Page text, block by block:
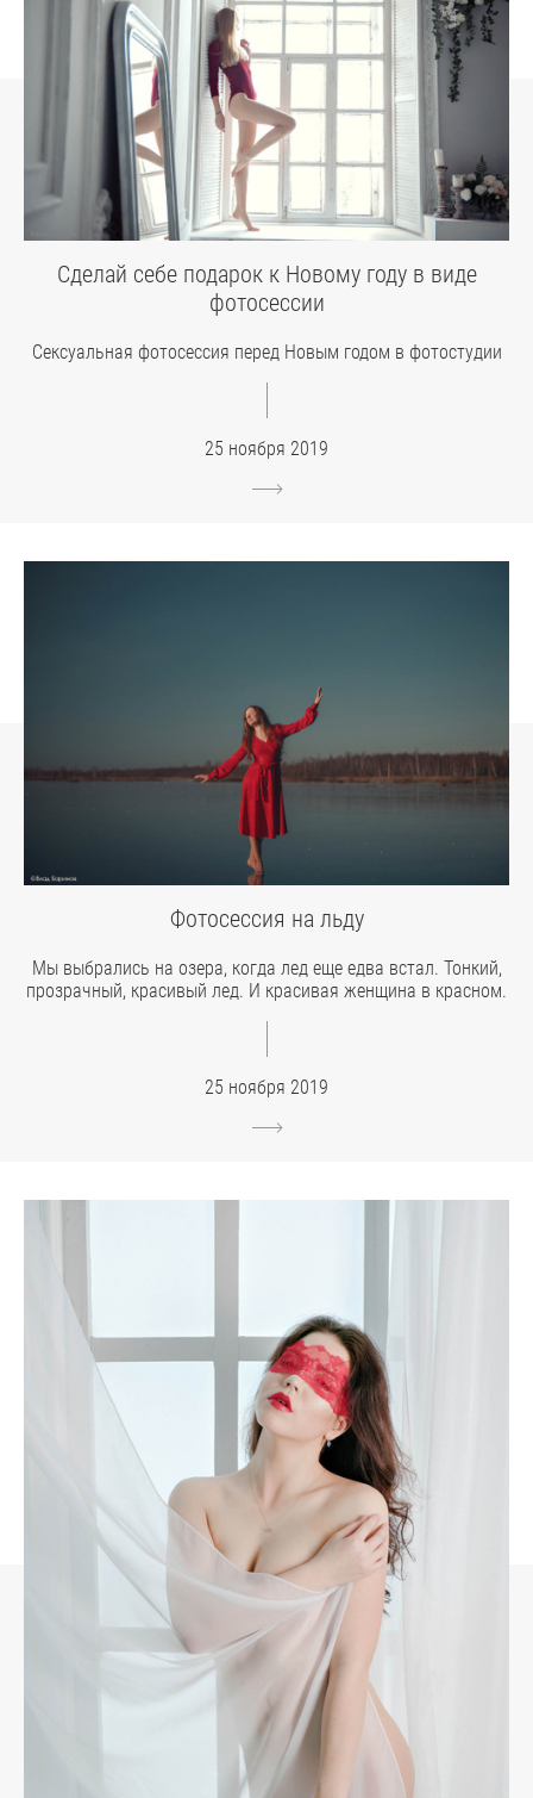
Сделай себе подарок к Новому году в виде
фотосессии
Сексуальная фотосессия перед Новым годом в фотостудии
25 ноября 2019
Фотосессия на льду
Мы выбрались на озера, когда лед еще едва встал. Тонкий,
прозрачный, красивый лед. И красивая женщина в красном.
25 ноября 2019